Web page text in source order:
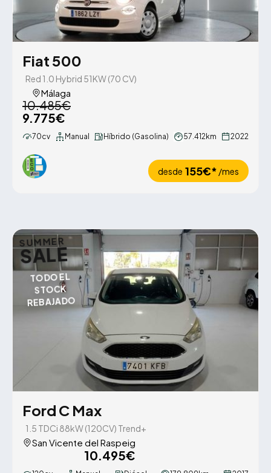
Fiat 500
Red 1.0 Hybrid 51KW (70 CV)
Málaga
10.485€
9.775€
70cv Manual Híbrido (Gasolina) 57.412km 2022
desde 155€* /mes
SUMMER
SALE
TODO EL
STOCK
REBAJADO
Ford C Max
1.5 TDCi 88kW (120CV) Trend+
San Vicente del Raspeig
10.495€